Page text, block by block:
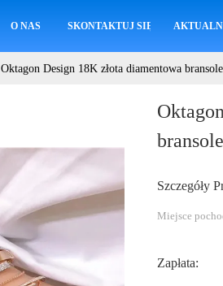
O NAS SKONTAKTUJ SIĘ Z NAMI
Oktagon Design 18K złota diamentowa
Szczegóły
Miejsce
Zapłata: